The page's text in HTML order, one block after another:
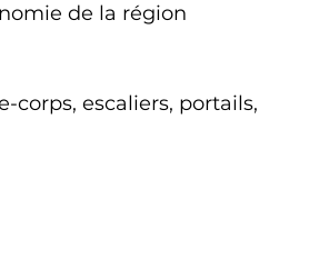
de la région
corps, escaliers, portails,